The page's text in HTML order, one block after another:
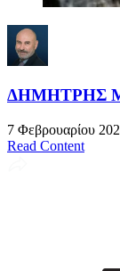
ΔΗΜΗΤΡΗΣ
7 Φεβρουαρίου
Read Content